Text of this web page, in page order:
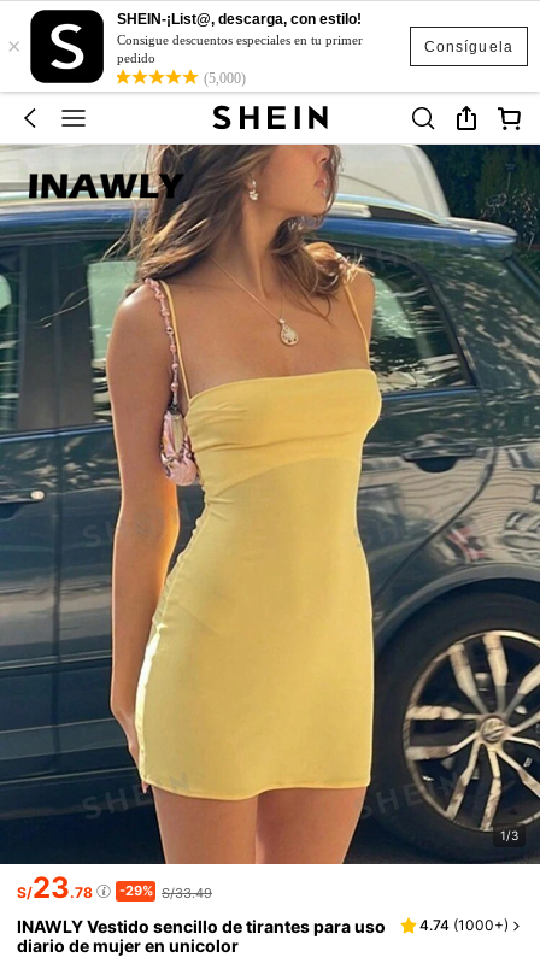
Consíguela
×
SHEIN-¡List@, descarga, con estilo!
Consigue descuentos especiales en tu primer
pedido
(5,000)
1/3
S/23.78 -29% S/33.49
INAWLY Vestido sencillo de tirantes para uso
diario de mujer en unicolor
4.74 (1000+)